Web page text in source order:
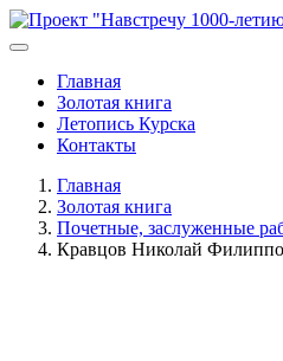
Главная
Золотая книга
Летопись Курска
Контакты
Главная
Золотая книга
Почетные, заслуженные
Кравцов Николай